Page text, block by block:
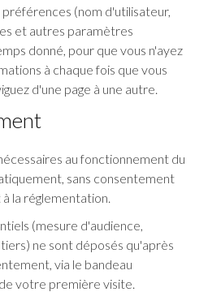
(nom d'utilisateur,
et autres paramètres
donné, pour que vous n'ayez
à chaque fois que vous
d'une page à une autre.
au fonctionnement du
sans consentement
la réglementation.
(mesure d'audience,
ne sont déposés qu'après
via le bandeau
votre première visite.